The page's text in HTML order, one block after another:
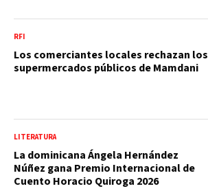
RFI
Los comerciantes locales rechazan los
supermercados públicos de Mamdani
LITERATURA
La dominicana Ángela Hernández
Núñez gana Premio Internacional de
Cuento Horacio Quiroga 2026